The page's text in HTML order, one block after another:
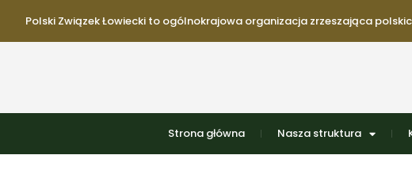
Polski Związek Łowiecki to ogólnokrajowa organizacja zrzeszająca
Strona główna Nasza struktura